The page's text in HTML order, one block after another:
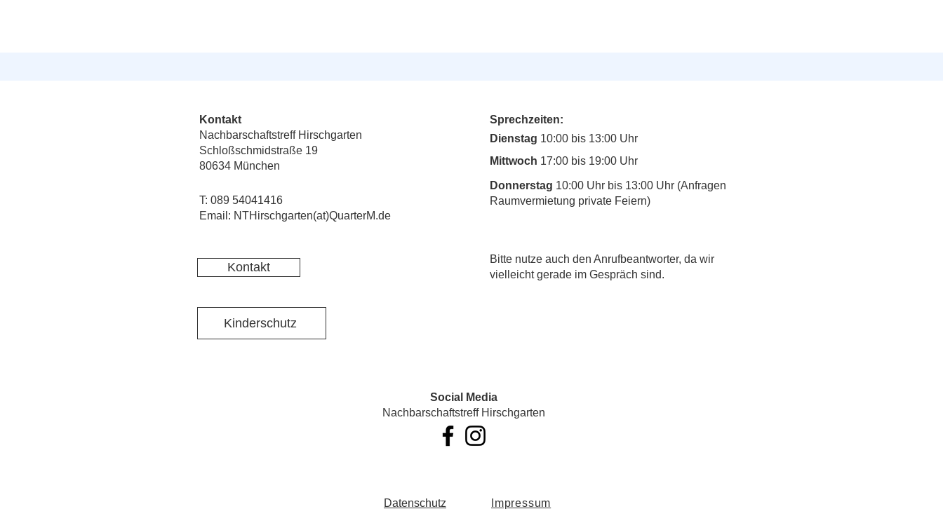
Kontakt
Nachbarschaftstreff Hirschgarten
Schloßschmidstraße 19
80634 München
T: 089 54041416
Email: NTHirschgarten(at)QuarterM.de
Kontakt
Sprechzeiten:
Dienstag 10:00 bis 13:00 Uhr
Mittwoch 17:00 bis 19:00 Uhr
Donnerstag 10:00 Uhr bis 13:00 Uhr (Anfragen
Raumvermietung private Feiern)
​Bitte nutze auch den Anrufbeantworter, da wir
vielleicht gerade im Gespräch sind.
Kinderschutz
Social Media
Nachbarschaftstreff Hirschgarten
Datenschutz Impressum